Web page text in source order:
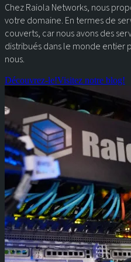
Chez Raiola Networks, nous
votre domaine. En termes de
couverts, car nous avons des
distribués dans le monde entier
nous.
Découvrez-le!Visitez notre blog!